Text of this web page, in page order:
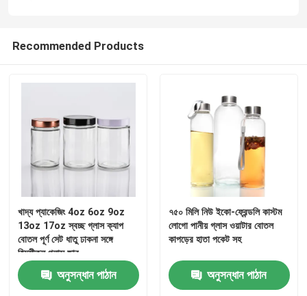
Recommended Products
খাদ্য প্যাকেজিং 4oz 6oz 9oz
13oz 17oz স্বচ্ছ গ্লাস ক্যাপ
বোতল পূর্ণ সেট ধাতু ঢাকনা সঙ্গে
হিমশীতল গ্লাস জার
অনুসন্ধান পাঠান
৭৫০ মিলি নিউ ইকো-ফ্রেন্ডলি কাস্টম
লোগো পানীয় গ্লাস ওয়াটার বোতল
কাপড়ের হাতা পকেট সহ
অনুসন্ধান পাঠান